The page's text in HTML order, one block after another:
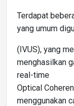
Terdapat
yang umum
(IVUS), yang
menghasilkan
real-time
Optical
menggunakan